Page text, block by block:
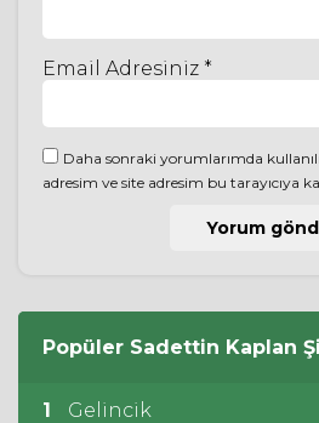
Email Adresiniz *
Daha sonraki yorumlarımda
adresim ve site adresim bu tarayıcıya
Popüler Sadettin Kaplan
1 Gelincik